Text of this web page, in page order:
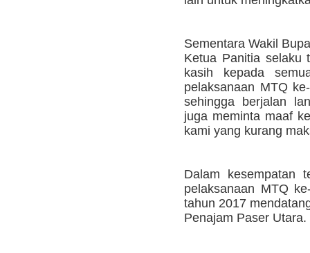
Sementara Wakil
Ketua Panitia selaku
kasih kepada
pelaksanaan MTQ
sehingga berjalan
juga meminta maaf
kami yang kurang
Dalam kesempatan
pelaksanaan MTQ
tahun 2017
Penajam Paser Utara.